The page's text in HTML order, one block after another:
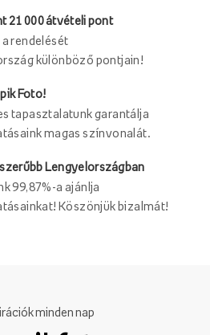
21 000 átvételi pont
rendelését
különböző pontjain!
Foto!
tapasztalatunk garantálja
magas színvonalát.
Lengyelországban
99,87%-a ajánlja
Köszönjük bizalmát!
minden nap